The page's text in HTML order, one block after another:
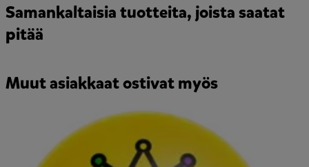
Samankaltaisia tuotteita, joista saatat
pitää
Muut asiakkaat ostivat myös